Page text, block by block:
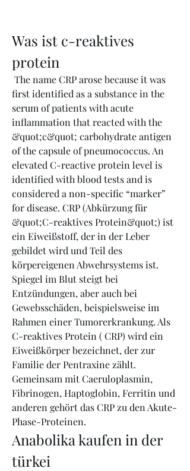
Was ist c-reaktives
protein
first identified as a substance in the
serum of patients with acute
inflammation that reacted with the
&quot;c&quot; carbohydrate antigen
of the capsule of pneumococcus. An
elevated C-reactive protein level is
identified with blood tests and is
considered a non-specific “marker”
for disease. CRP (Abkürzung für
&quot;C-reaktives Protein&quot;) ist
ein Eiweißstoff, der in der Leber
gebildet wird und Teil des
körpereigenen Abwehrsystems ist.
Spiegel im Blut steigt bei
Entzündungen, aber auch bei
Gewebsschäden, beispielsweise im
Rahmen einer Tumorerkrankung. Als
C-reaktives Protein ( CRP) wird ein
Eiweißkörper bezeichnet, der zur
Familie der Pentraxine zählt.
Gemeinsam mit Caeruloplasmin,
Fibrinogen, Haptoglobin, Ferritin und
anderen gehört das CRP zu den Akute-
Phase-Proteinen.
Anabolika kaufen in der
türkei